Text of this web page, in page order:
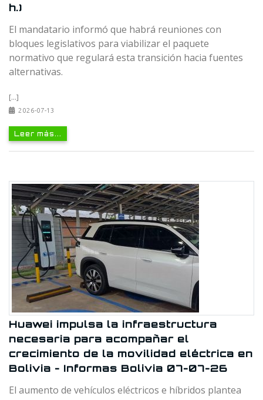
h.)
El mandatario informó que habrá reuniones con
bloques legislativos para viabilizar el paquete
normativo que regulará esta transición hacia fuentes
alternativas.
[...]
2026-07-13
Leer más...
Huawei impulsa la infraestructura
necesaria para acompañar el
crecimiento de la movilidad eléctrica en
Bolivia - Informas Bolivia 07-07-26
El aumento de vehículos eléctricos e híbridos plantea